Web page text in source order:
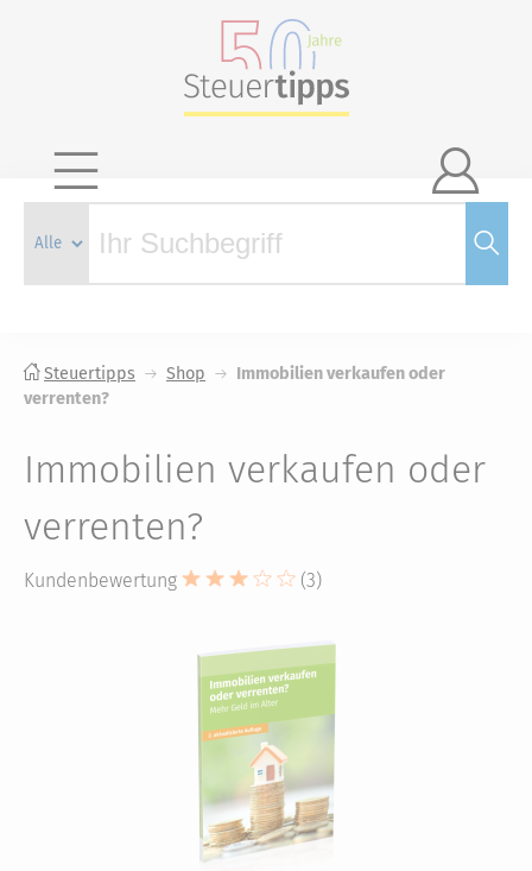

Steuertipps Shop
Immobilien verkaufen oder
verrenten?
Immobilien verkaufen oder
verrenten?
Kundenbewertung (3)